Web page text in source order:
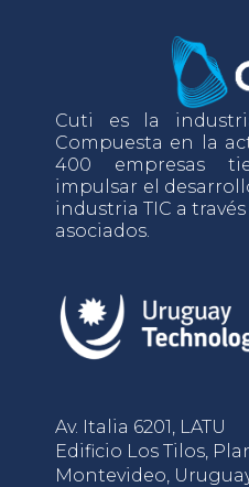
Cuti es la
Compuesta en la
400 empresas
impulsar el
industria TIC a
asociados.
Av. Italia 6201, LATU
Edificio Los Tilos,
Montevideo,